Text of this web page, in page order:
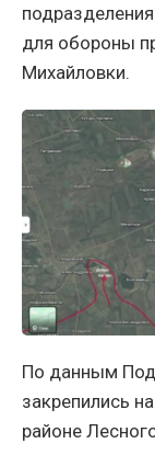
для обороны
Михайловки.
По данным
закрепились
районе